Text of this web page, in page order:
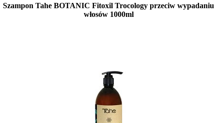
Szampon Tahe BOTANIC Fitoxil Trocology przeciw wypadaniu
włosów 1000ml